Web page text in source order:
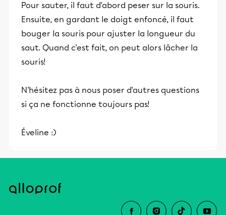
Pour sauter, il faut d'abord peser sur la souris.
Ensuite, en gardant le doigt enfoncé, il faut
bouger la souris pour ajuster la longueur du
saut. Quand c'est fait, on peut alors lâcher la
souris!
N'hésitez pas à nous poser d'autres questions
si ça ne fonctionne toujours pas!
Éveline :)